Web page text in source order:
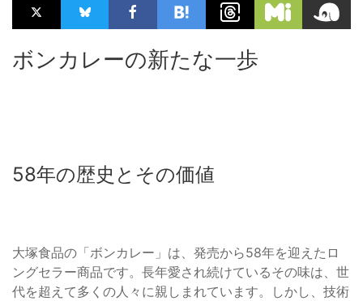
ボンカレーの新たな一歩
58年の歴史とその価値
大塚食品の「ボンカレー」は、発売から58年を迎えたロ
ングセラー商品です。長年愛され続けているその味は、世
代を超えて多くの人々に親しまれています。しかし、技術